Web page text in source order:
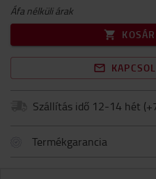
Áfa nélküli árak
Szállítás idő 12-14 hét (+
Termékgarancia